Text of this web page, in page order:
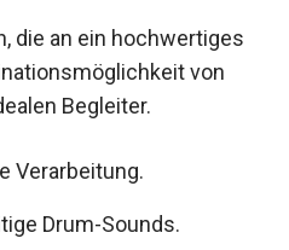
die an ein hochwertiges
von
Begleiter.
Verarbeitung.
Drum-Sounds.